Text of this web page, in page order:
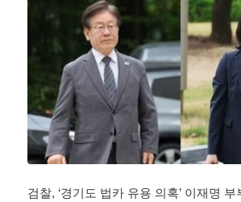
검찰, ‘경기도 법카 유용 의혹’ 이재명 부